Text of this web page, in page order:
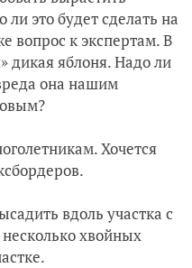
это будет сделать на
вопрос к экспертам. В
дикая яблоня. Надо ли
она нашим
Хочется
вдоль участка с
хвойных